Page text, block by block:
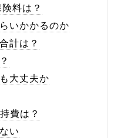
料は？
いかかるのか
計は？
大丈夫か
費は？
い